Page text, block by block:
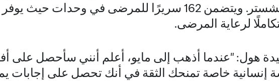
مدينة روتشستر. ويتضمن 162 سريرًا للمرضى في وحدات
لرعاية المرضى.
هول: "عندما أذهب إلى مايو، أعلم أنني سأحصل على
إنسانية خاصة تمنحك الثقة في أنك تحصل على إجابات